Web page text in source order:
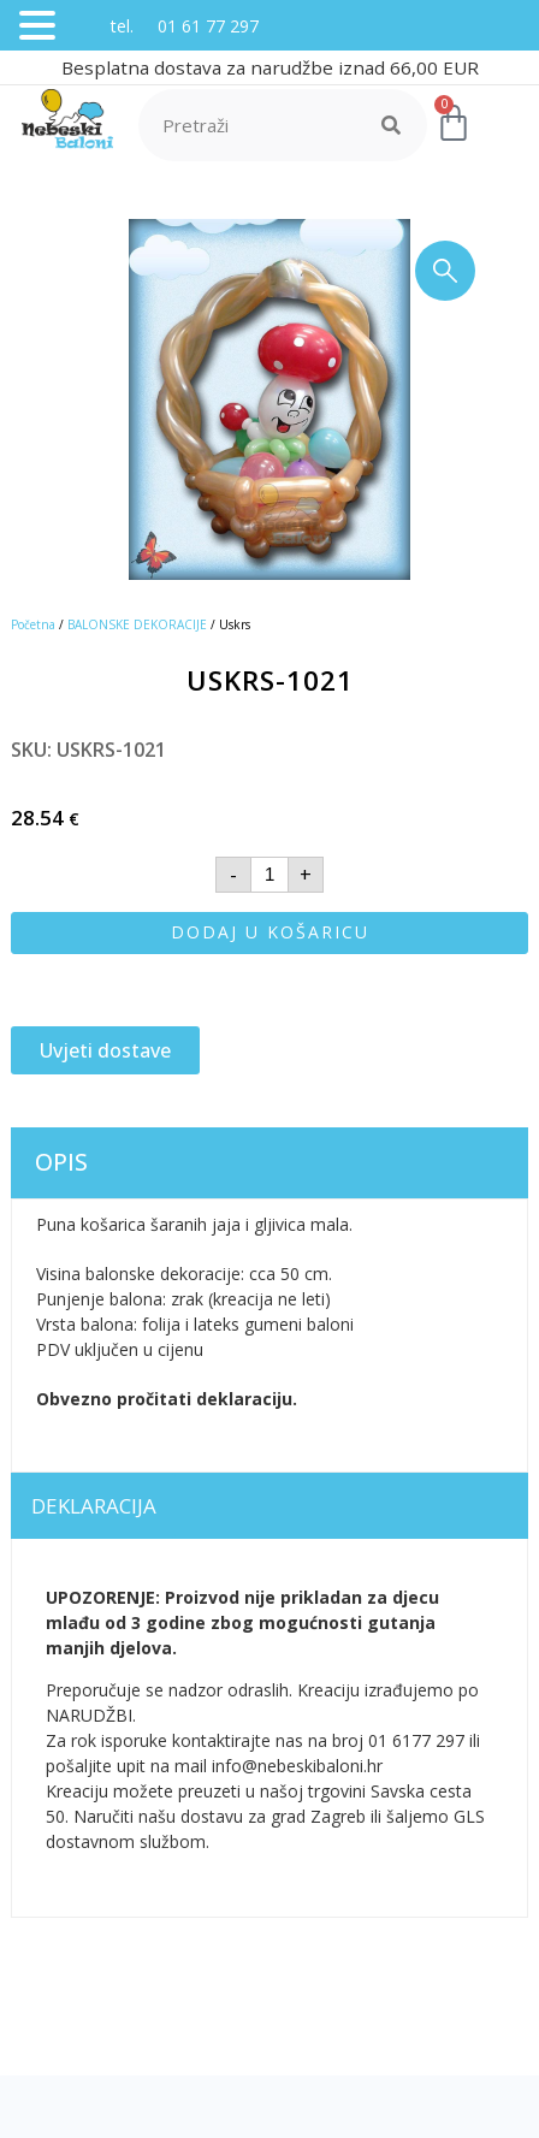
Besplatna dostava za narudžbe iznad 66,00 EUR
0
Početna / BALONSKE DEKORACIJE / Uskrs
USKRS-1021
SKU: USKRS-1021
28.54 €
- +
DODAJ U KOŠARICU
Uvjeti dostave
OPIS
Puna košarica šaranih jaja i gljivica mala.
Visina balonske dekoracije: cca 50 cm.
Punjenje balona: zrak (kreacija ne leti)
Vrsta balona: folija i lateks gumeni baloni
PDV uključen u cijenu
Obvezno pročitati deklaraciju.
DEKLARACIJA
UPOZORENJE: Proizvod nije prikladan za djecu
mlađu od 3 godine zbog mogućnosti gutanja
manjih djelova.
Preporučuje se nadzor odraslih. Kreaciju izrađujemo po
NARUDŽBI.
Za rok isporuke kontaktirajte nas na broj 01 6177 297 ili
pošaljite upit na mail info@nebeskibaloni.hr
Kreaciju možete preuzeti u našoj trgovini Savska cesta
50. Naručiti našu dostavu za grad Zagreb ili šaljemo GLS
dostavnom službom.
tel. 01 61 77 297